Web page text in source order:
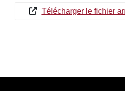
Télécharger le fichier